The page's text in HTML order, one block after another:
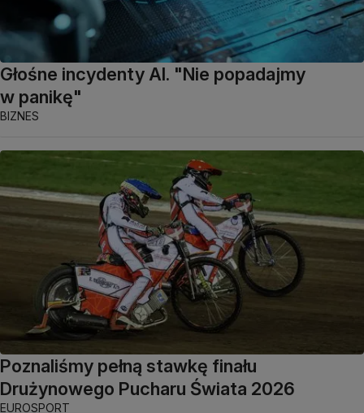
Głośne incydenty AI. "Nie popadajmy
w panikę"
BIZNES
Poznaliśmy pełną stawkę finału
Drużynowego Pucharu Świata 2026
EUROSPORT